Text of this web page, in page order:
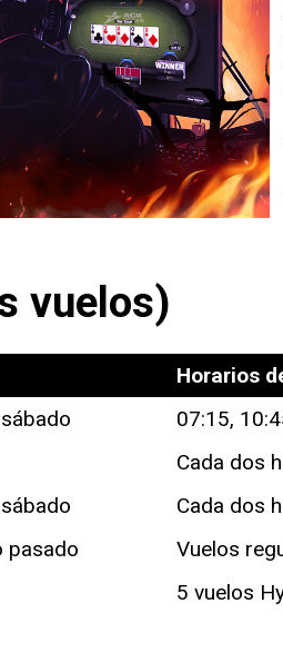
vuelos)
Horarios
07:15,
Cada dos
Cada dos
pasado
Vuelos
5 vuelos